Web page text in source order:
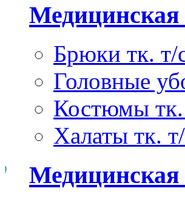
Медицинская
Брюки тк. т/
Головные
Костюмы тк.
Халаты тк.
Медицинская